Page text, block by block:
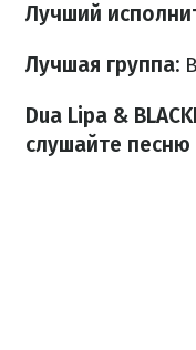
Лучший
Лучшая группа:
Dua Lipa &
слушайте песню